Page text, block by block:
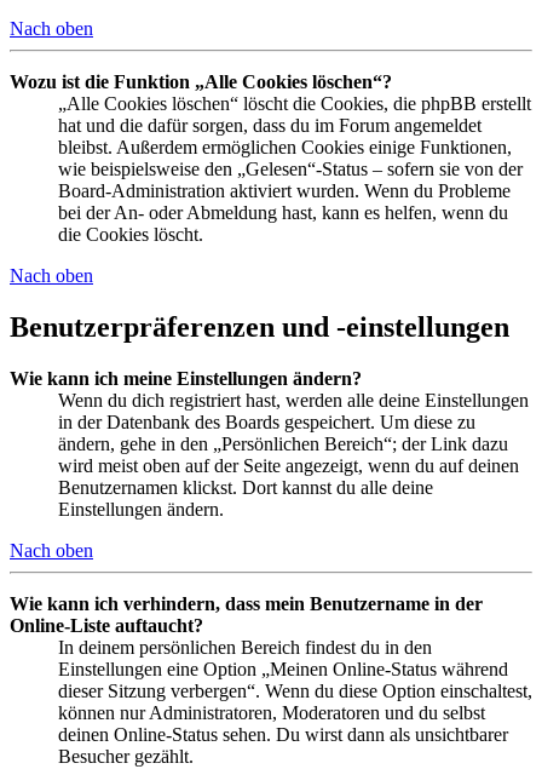
Nach oben
Wozu ist die Funktion „Alle Cookies löschen“?
„Alle Cookies löschen“ löscht die Cookies, die phpBB erstellt
hat und die dafür sorgen, dass du im Forum angemeldet
bleibst. Außerdem ermöglichen Cookies einige Funktionen,
wie beispielsweise den „Gelesen“-Status – sofern sie von der
Board-Administration aktiviert wurden. Wenn du Probleme
bei der An- oder Abmeldung hast, kann es helfen, wenn du
die Cookies löscht.
Nach oben
Benutzerpräferenzen und -einstellungen
Wie kann ich meine Einstellungen ändern?
Wenn du dich registriert hast, werden alle deine Einstellungen
in der Datenbank des Boards gespeichert. Um diese zu
ändern, gehe in den „Persönlichen Bereich“; der Link dazu
wird meist oben auf der Seite angezeigt, wenn du auf deinen
Benutzernamen klickst. Dort kannst du alle deine
Einstellungen ändern.
Nach oben
Wie kann ich verhindern, dass mein Benutzername in der
Online-Liste auftaucht?
In deinem persönlichen Bereich findest du in den
Einstellungen eine Option „Meinen Online-Status während
dieser Sitzung verbergen“. Wenn du diese Option einschaltest,
können nur Administratoren, Moderatoren und du selbst
deinen Online-Status sehen. Du wirst dann als unsichtbarer
Besucher gezählt.